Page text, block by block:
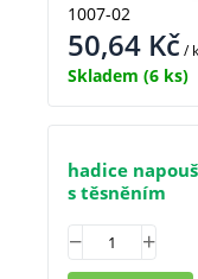
1007-02
50,64 Kč/
Skladem (6 ks)
hadice
s těsněním